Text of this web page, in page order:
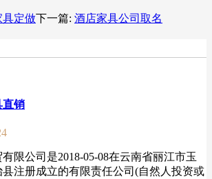
具定做下一篇: 酒店家具公司取名
直销
限公司是2018-05-08在云南省丽江市玉
注册成立的有限责任公司(自然人投资或